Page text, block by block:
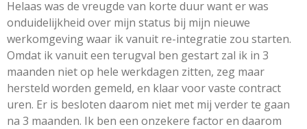
Helaas was de vreugde van korte duur want er was
onduidelijkheid over mijn status bij mijn nieuwe
werkomgeving waar ik vanuit re-integratie zou starten.
Omdat ik vanuit een terugval ben gestart zal ik in 3
maanden niet op hele werkdagen zitten, zeg maar
hersteld worden gemeld, en klaar voor vaste contract
uren. Er is besloten daarom niet met mij verder te gaan
na 3 maanden. Ik ben een onzekere factor en daarom